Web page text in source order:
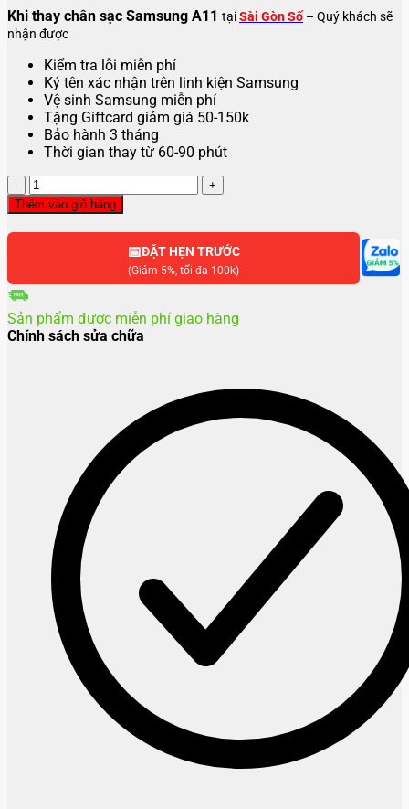
Khi thay chân sạc Samsung A11 tạiSài Gòn Số – Quý khách sẽ
nhận được
Kiểm tra lỗi miễn phí
Ký tên xác nhận trên linh kiện Samsung
Vệ sinh Samsung miễn phí
Tặng Giftcard giảm giá 50-150k
Bảo hành 3 tháng
Thời gian thay từ 60-90 phút
Thay
chân
sạc
Samsung
lượng
Thêm vào giỏ hàng
📅ĐẶT HẸN TRƯỚC
(Giảm 5%, tối đa 100k)
Sản phẩm được miễn phí giao hàng
Chính sách sửa chữa